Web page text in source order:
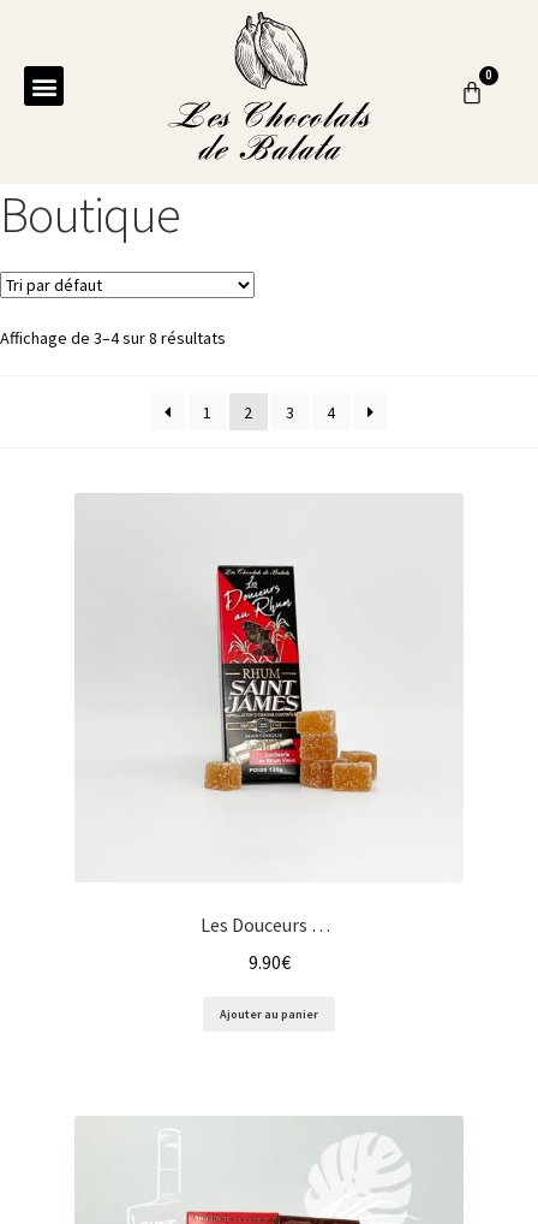
Boutique
Affichage de 3–4 sur 8 résultats
1 2 3 4
Les Douceurs de Rhum, Confiserie au Rhum Vieux
9.90€
Ajouter au panier